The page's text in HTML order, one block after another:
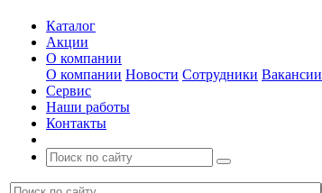
Каталог
Акции
О компании
О компании Новости Сотрудники Вакансии
Сервис
Наши работы
Контакты